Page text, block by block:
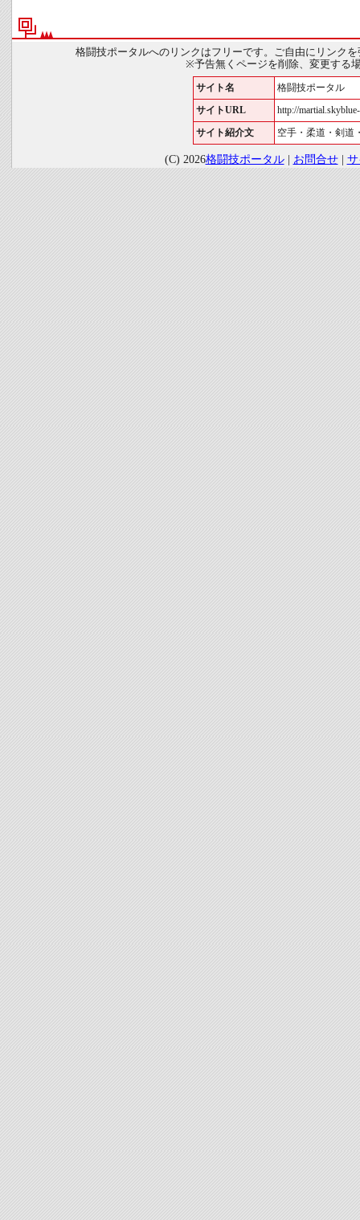
格闘技ポータルへのリンクはフリーです。ご自由にリンク
※予告無くページを削除、変更する
サイト名 格闘技ポータル
サイトURL http://
サイト紹介文 空手・柔道・剣道
(C) 2026格闘技ポータル| お問合せ|